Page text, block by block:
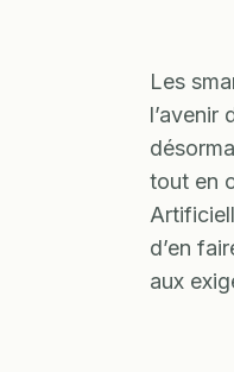
Les
l’avenir
tout en
d’en
aux